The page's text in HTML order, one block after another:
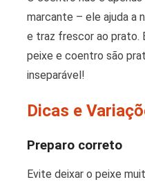
marcante – ele ajuda a
e traz frescor ao prato.
peixe e coentro são
inseparável!
Dicas e
Preparo correto
Evite deixar o peixe